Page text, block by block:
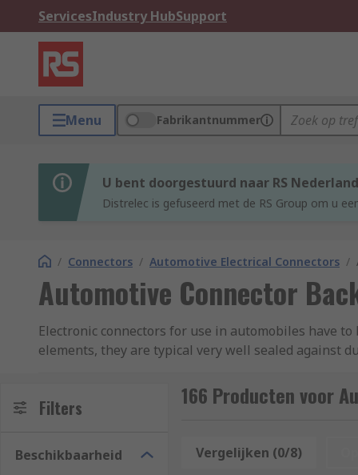
ServicesIndustry HubSupport
Menu Fabrikantnummer
U bent doorgestuurd naar RS Nederland
Distrelec is gefuseerd met de RS Group om u
/ Connectors / Automotive Electrical Connectors /
Automotive Connector
Electronic connectors for use in automobiles have
elements, they are typical very well sealed against
Automotive connector backshells stabilises the
Filters
Beschikbaarheid
166 Producten voor
Vergelijken (0/8)